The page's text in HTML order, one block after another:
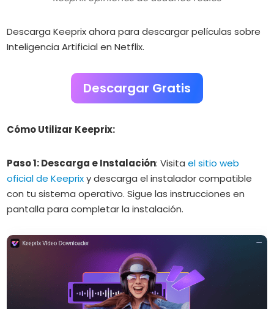
Descarga Keeprix ahora para descargar películas sobre
Inteligencia Artificial en Netflix.
Descargar Gratis
Cómo Utilizar Keeprix:
Paso 1: Descarga e Instalación:Visitael sitio web
oficial de Keeprixy descarga el instalador compatible
con tu sistema operativo. Sigue las instrucciones en
pantalla para completar la instalación.